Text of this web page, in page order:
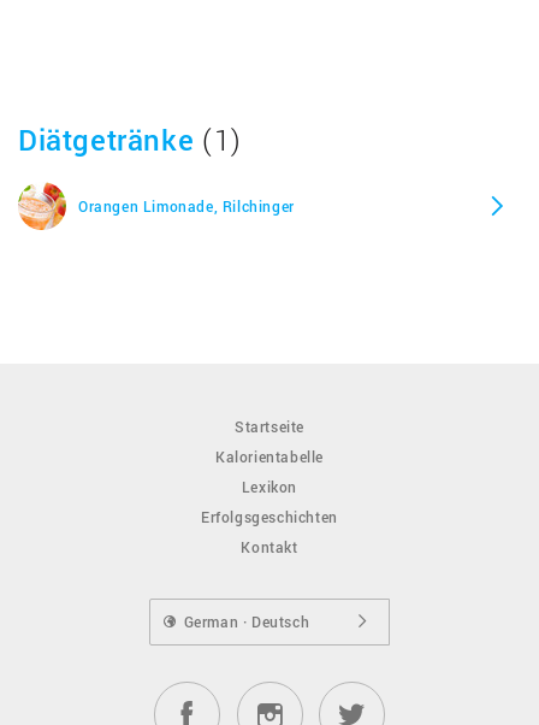
Diätgetränke (1)
Orangen Limonade, Rilchinger
Startseite
Kalorientabelle
Lexikon
Erfolgsgeschichten
Kontakt
German · Deutsch